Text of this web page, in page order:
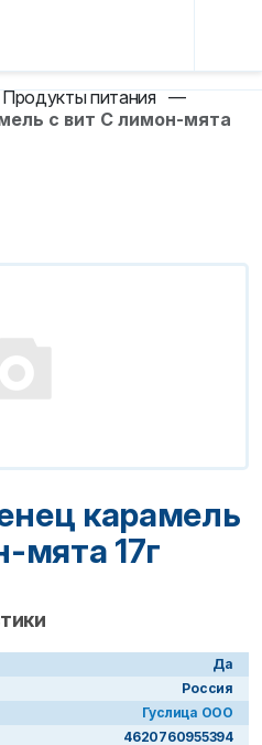
Продукты питания —
с вит С лимон-мята
карамель
мята 17г
Да
Россия
Гуслица ООО
4620760955394